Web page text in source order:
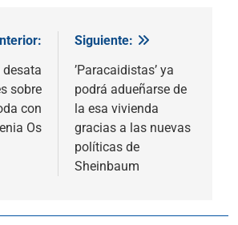
desata
sobre
con
Os
Siguiente:
’Paracaidistas’ ya
podrá adueñarse de
la esa vivienda
gracias a las nuevas
políticas de
Sheinbaum